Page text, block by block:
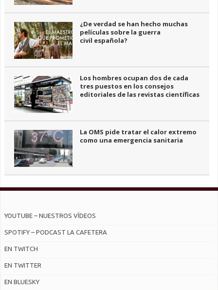
¿De verdad se han hecho muchas
películas sobre la guerra
civil española?
Los hombres ocupan dos de cada
tres puestos en los consejos
editoriales de las revistas científicas
La OMS pide tratar el calor extremo
como una emergencia sanitaria
YOUTUBE – NUESTROS VÍDEOS
SPOTIFY – PODCAST LA CAFETERA
EN TWITCH
EN TWITTER
EN BLUESKY